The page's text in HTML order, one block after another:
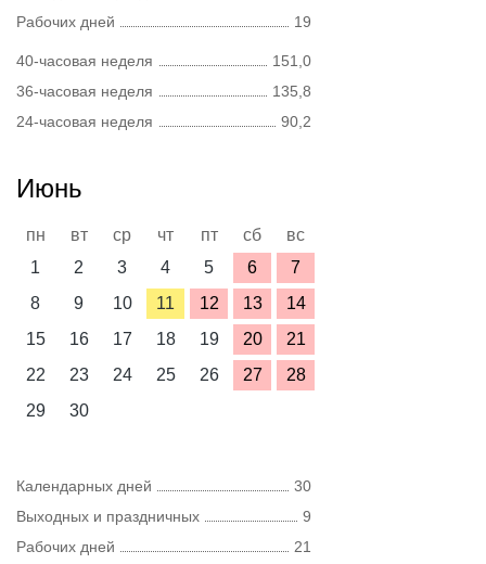
Рабочих дней
19
40-часовая неделя
151,0
36-часовая неделя
135,8
24-часовая неделя
90,2
Июнь
пн вт ср чт пт сб
вс
1
2 3 4 5 6
7
8
9 10 11 12 13
14
15
16 17 18 19 20
21
22
23 24 25 26 27
28
29
30
Календарных дней
30
Выходных и праздничных
9
Рабочих дней
21